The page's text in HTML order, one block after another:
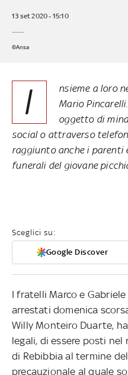
13 set 2020 - 15:10
©Ansa
I
nsieme a loro
Mario
oggetto di
social o attraverso
raggiunto anche i parenti
funerali del giovane
Sceglici su:
Google Discover
I fratelli Marco e
arrestati domenica
Willy Monteiro Duarte,
legali, di essere posti
di Rebibbia al termine
precauzionale al quale